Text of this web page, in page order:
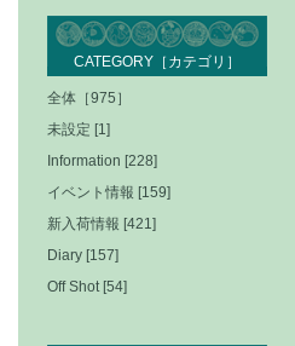
CATEGORY［カテゴリ］
全体［975］
未設定 [1]
Information [228]
イベント情報 [159]
新入荷情報 [421]
Diary [157]
Off Shot [54]